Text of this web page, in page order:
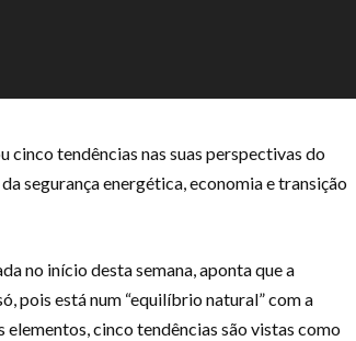
cinco tendências nas suas perspectivas do
segurança energética, economia e transição
no início desta semana, aponta que a
pois está num “equilíbrio natural” com a
cinco tendências são vistas como